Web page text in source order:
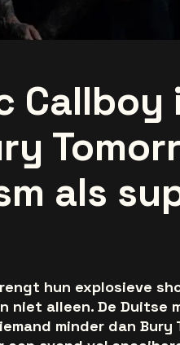
Callboy
als
hun explosieve
niet alleen. De
minder dan Bury